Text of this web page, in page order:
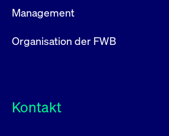
Management
Organisation der FWB
Kontakt